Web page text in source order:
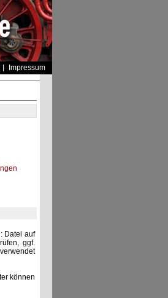
Impressum
Datei auf
ggf.
können